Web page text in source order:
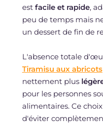
est facile et rapide,
peu de temps mais
un dessert de fin de
L'absence totale
Tiramisu aux abricots
nettement plus
pour les personnes
alimentaires. Ce
d'éviter